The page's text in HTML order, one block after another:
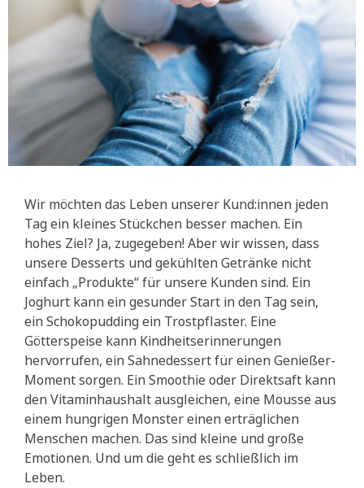
Wir möchten das Leben unserer Kund:innen jeden
Tag ein kleines Stückchen besser machen. Ein
hohes Ziel? Ja, zugegeben! Aber wir wissen, dass
unsere Desserts und gekühlten Getränke nicht
einfach „Produkte“ für unsere Kunden sind. Ein
Joghurt kann ein gesunder Start in den Tag sein,
ein Schokopudding ein Trostpflaster. Eine
Götterspeise kann Kindheitserinnerungen
hervorrufen, ein Sahnedessert für einen Genießer-
Moment sorgen. Ein Smoothie oder Direktsaft kann
den Vitaminhaushalt ausgleichen, eine Mousse aus
einem hungrigen Monster einen erträglichen
Menschen machen. Das sind kleine und große
Emotionen. Und um die geht es schließlich im
Leben.